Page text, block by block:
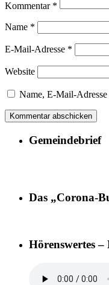
Kommentar *
Name *
E-Mail-Adresse *
Website
Name, E-Mail-
Gemeindebrief
Das „Corona-
Hörenswertes –